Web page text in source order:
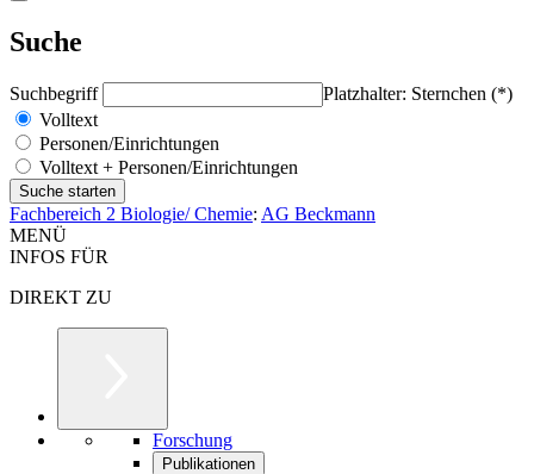
Suche
Suchbegriff
Platzhalter: Sternchen (*)
Volltext
Personen/Einrichtungen
Volltext + Personen/Einrichtungen
Fachbereich 2 Biologie/ Chemie: AG Beckmann
MENÜ
INFOS FÜR
DIREKT ZU
Forschung
Publikationen